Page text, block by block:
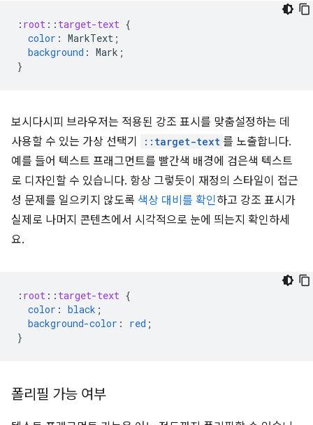
: root :: target-text {
color : MarkText ;
background : Mark ;
}
보시다시피 브라우저는 적용된 강조 표시를 맞춤설정하는 데
사용할 수 있는 가상 선택기
::target-text 를 노출합니다.
예를 들어 텍스트 프래그먼트를 빨간색 배경에 검은색 텍스트
로 디자인할 수 있습니다. 항상 그렇듯이 재정의 스타일이 접근
성 문제를 일으키지 않도록 색상 대비를 확인하고 강조 표시가
실제로 나머지 콘텐츠에서 시각적으로 눈에 띄는지 확인하세
요.
: root :: target-text {
color : black ;
background-color : red ;
}
폴리필 가능 여부